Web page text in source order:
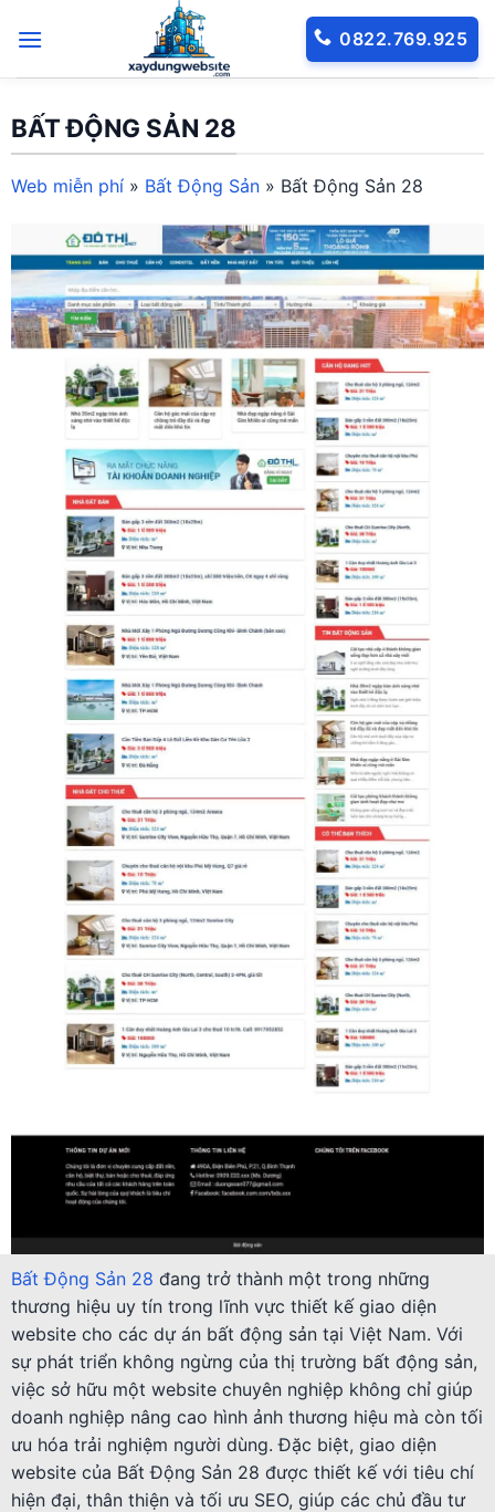
qua
0822.769.925
BẤT ĐỘNG SẢN 28
Web miễn phí » Bất Động Sản » Bất Động Sản 28
Bất Động Sản 28 đang trở thành một trong những
thương hiệu uy tín trong lĩnh vực thiết kế giao diện
website cho các dự án bất động sản tại Việt Nam. Với
sự phát triển không ngừng của thị trường bất động sản,
việc sở hữu một website chuyên nghiệp không chỉ giúp
doanh nghiệp nâng cao hình ảnh thương hiệu mà còn tối
ưu hóa trải nghiệm người dùng. Đặc biệt, giao diện
website của Bất Động Sản 28 được thiết kế với tiêu chí
hiện đại, thân thiện và tối ưu SEO, giúp các chủ đầu tư